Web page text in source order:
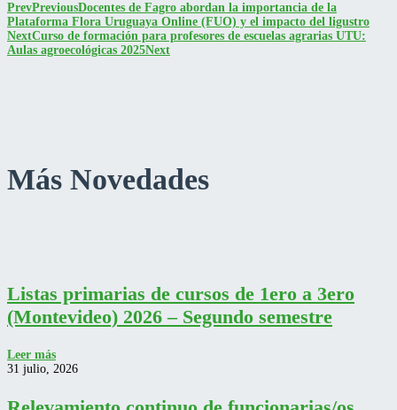
PrevPreviousDocentes de Fagro abordan la importancia de la
Plataforma Flora Uruguaya Online (FUO) y el impacto del ligustro
NextCurso de formación para profesores de escuelas agrarias UTU:
Aulas agroecológicas 2025Next
Más Novedades
Listas primarias de cursos de 1ero a 3ero
(Montevideo) 2026 – Segundo semestre
Leer más
31 julio, 2026